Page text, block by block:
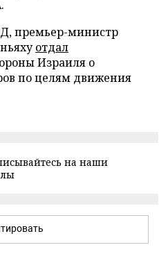
премьер-министр
отдал
Израиля о
по целям движения
на наши